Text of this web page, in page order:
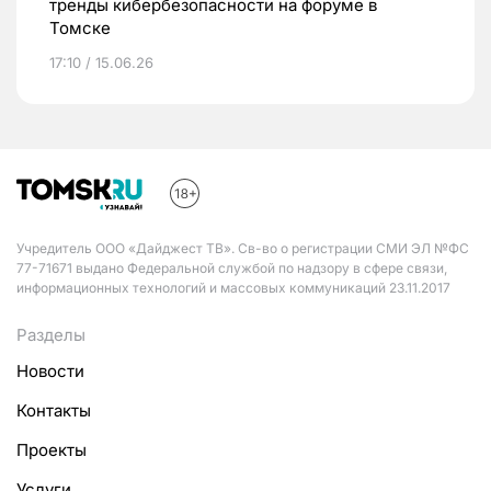
тренды кибербезопасности на форуме в
Томске
17:10 / 15.06.26
Учредитель ООО «Дайджест ТВ». Св-во о регистрации СМИ ЭЛ №ФС
77-71671 выдано Федеральной службой по надзору в сфере связи,
информационных технологий и массовых коммуникаций 23.11.2017
Разделы
Новости
Контакты
Проекты